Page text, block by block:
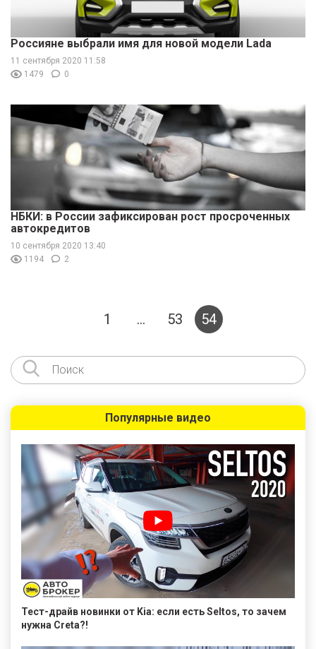
Россияне выбрали имя для новой модели Lada
11 сентября 2020 11:58
1479
0
НБКИ: в России зафиксирован рост просроченных
автокредитов
10 сентября 2020 13:40
1194
2
1 … 53 54
Популярные видео
Тест-драйв новинки от Kia: если есть Seltos, то зачем
нужна Creta?!